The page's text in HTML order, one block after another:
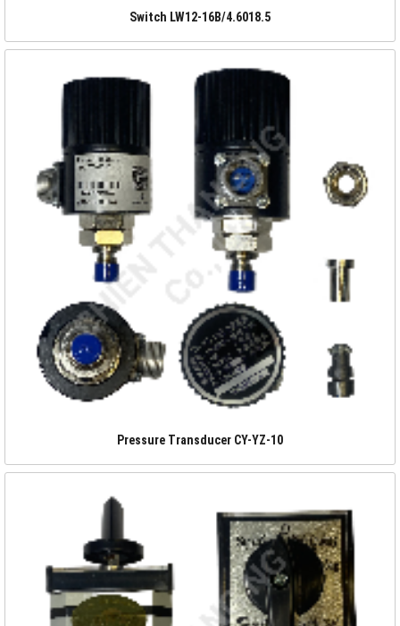
Switch LW12-16B/4.6018.5
Pressure Transducer CY-YZ-10